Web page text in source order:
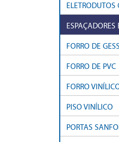
ELETRODUTOS
ESPAÇADORES
FORRO DE
FORRO DE PVC
FORRO
PISO VINÍLICO
PORTAS